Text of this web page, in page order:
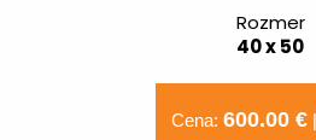
Rozmer
40 x 50
Cena: 600.00 €|